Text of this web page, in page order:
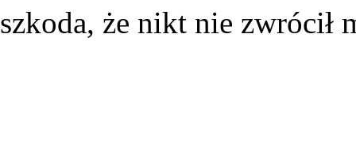
że nikt nie zwrócił